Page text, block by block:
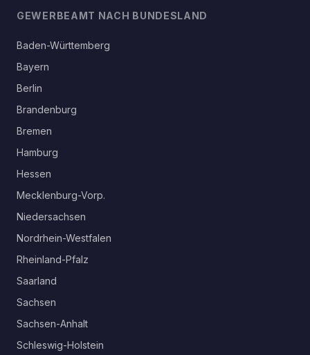
GEWERBEAMT NACH BUNDESLAND
Baden-Württemberg
Bayern
Berlin
Brandenburg
Bremen
Hamburg
Hessen
Mecklenburg-Vorp.
Niedersachsen
Nordrhein-Westfalen
Rheinland-Pfalz
Saarland
Sachsen
Sachsen-Anhalt
Schleswig-Holstein